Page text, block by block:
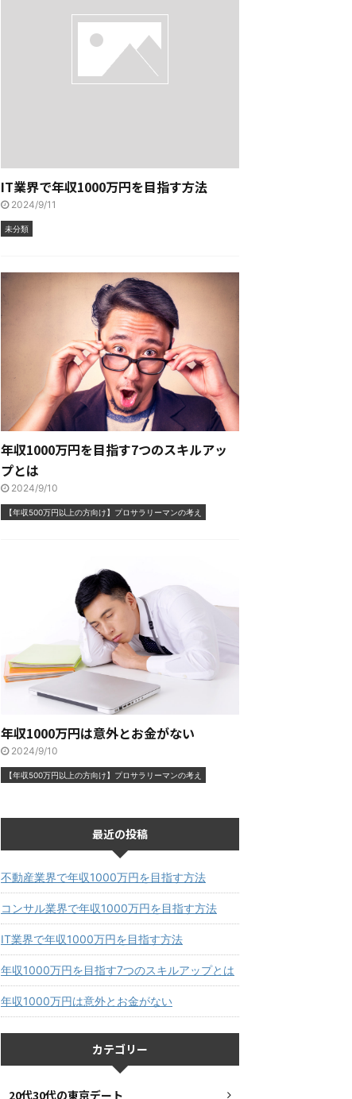
IT業界で年収1000万円を目指す方法
2024/9/11
未分類
年収1000万円を目指す7つのスキルアッ
プとは
2024/9/10
【年収500万円以上の方向け】プロサラリーマンの考え
年収1000万円は意外とお金がない
2024/9/10
【年収500万円以上の方向け】プロサラリーマンの考え
最近の投稿
不動産業界で年収1000万円を目指す方法
コンサル業界で年収1000万円を目指す方法
IT業界で年収1000万円を目指す方法
年収1000万円を目指す7つのスキルアップとは
年収1000万円は意外とお金がない
カテゴリー
20代30代の東京デート